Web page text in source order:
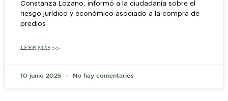
Constanza Lozano, informó a la ciudadanía sobre el
riesgo jurídico y económico asociado a la compra de
predios
LEER MÁS >>
10 junio 2025 No hay comentarios